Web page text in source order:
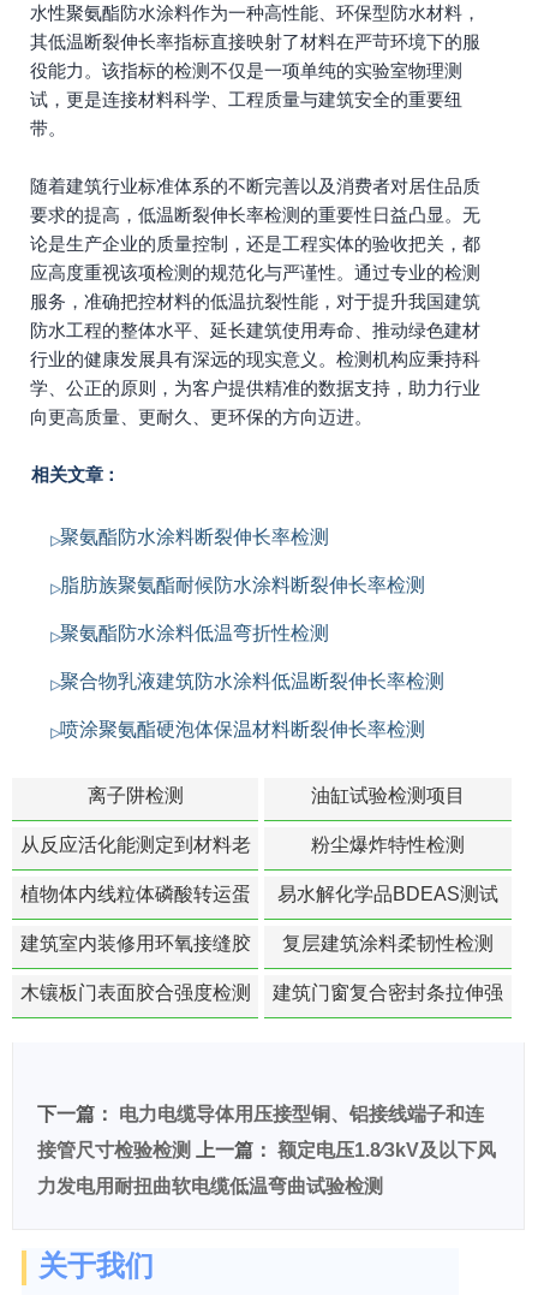
水性聚氨酯防水涂料作为一种高性能、环保型防水材料，
其低温断裂伸长率指标直接映射了材料在严苛环境下的服
役能力。该指标的检测不仅是一项单纯的实验室物理测
试，更是连接材料科学、工程质量与建筑安全的重要纽
带。
随着建筑行业标准体系的不断完善以及消费者对居住品质
要求的提高，低温断裂伸长率检测的重要性日益凸显。无
论是生产企业的质量控制，还是工程实体的验收把关，都
应高度重视该项检测的规范化与严谨性。通过专业的检测
服务，准确把控材料的低温抗裂性能，对于提升我国建筑
防水工程的整体水平、延长建筑使用寿命、推动绿色建材
行业的健康发展具有深远的现实意义。检测机构应秉持科
学、公正的原则，为客户提供精准的数据支持，助力行业
向更高质量、更耐久、更环保的方向迈进。
相关文章：
聚氨酯防水涂料断裂伸长率检测
脂肪族聚氨酯耐候防水涂料断裂伸长率检测
聚氨酯防水涂料低温弯折性检测
聚合物乳液建筑防水涂料低温断裂伸长率检测
喷涂聚氨酯硬泡体保温材料断裂伸长率检测
离子阱检测 油缸试验检测项目
从反应活化能测定到材料老
化寿命预测的经典模型
粉尘爆炸特性检测
植物体内线粒体磷酸转运蛋
白活性检测
易水解化学品BDEAS测试
建筑室内装修用环氧接缝胶
苯含量检测
复层建筑涂料柔韧性检测
木镶板门表面胶合强度检测
建筑门窗复合密封条拉伸强
下一篇： 电力电缆导体用压接型铜、铝接线端子和连
接管尺寸检验检测
上一篇： 额定电压1.8∕3kV及以下风
力发电用耐扭曲软电缆低温弯曲试验检测
关于我们